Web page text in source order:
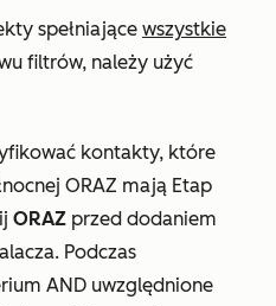
spełniające wszystkie
filtrów, należy użyć
kontakty, które
ORAZ mają Etap
ORAZ przed dodaniem
Podczas
AND uwzględnione